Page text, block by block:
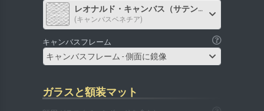
レオナルド・キャンバス（サテン）
(キャンバスベネチア)
キャンバスフレーム
キャンバスフレーム - 側面に鏡像
ガラスと額装マット